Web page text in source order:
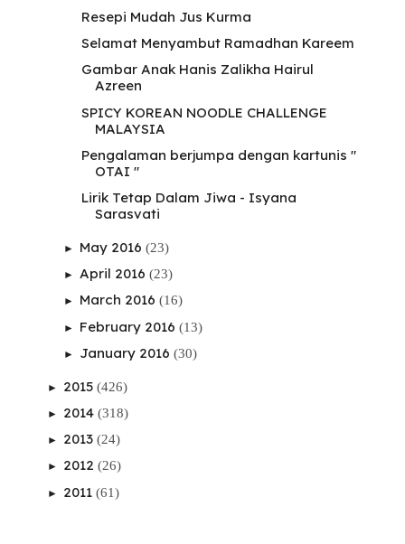
Resepi Mudah Jus Kurma
Selamat Menyambut Ramadhan Kareem
Gambar Anak Hanis Zalikha Hairul
Azreen
SPICY KOREAN NOODLE CHALLENGE
MALAYSIA
Pengalaman berjumpa dengan kartunis "
OTAI "
Lirik Tetap Dalam Jiwa - Isyana
Sarasvati
► May 2016 (23)
► April 2016 (23)
► March 2016 (16)
► February 2016 (13)
► January 2016 (30)
► 2015 (426)
► 2014 (318)
► 2013 (24)
► 2012 (26)
► 2011 (61)